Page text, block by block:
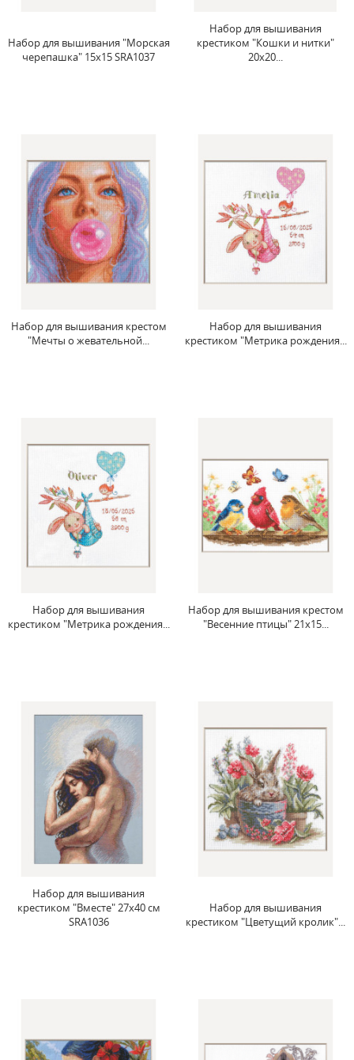
Набор для вышивания "Морская
черепашка" 15x15 SRA1037
Набор для вышивания
крестиком "Кошки и нитки"
20x20...
Набор для вышивания крестом
"Мечты о жевательной...
Набор для вышивания
крестиком "Метрика рождения...
Набор для вышивания
крестиком "Метрика рождения...
Набор для вышивания крестом
"Весенние птицы" 21x15...
Набор для вышивания
крестиком "Вместе" 27x40 см
SRA1036
Набор для вышивания
крестиком "Цветущий кролик"...